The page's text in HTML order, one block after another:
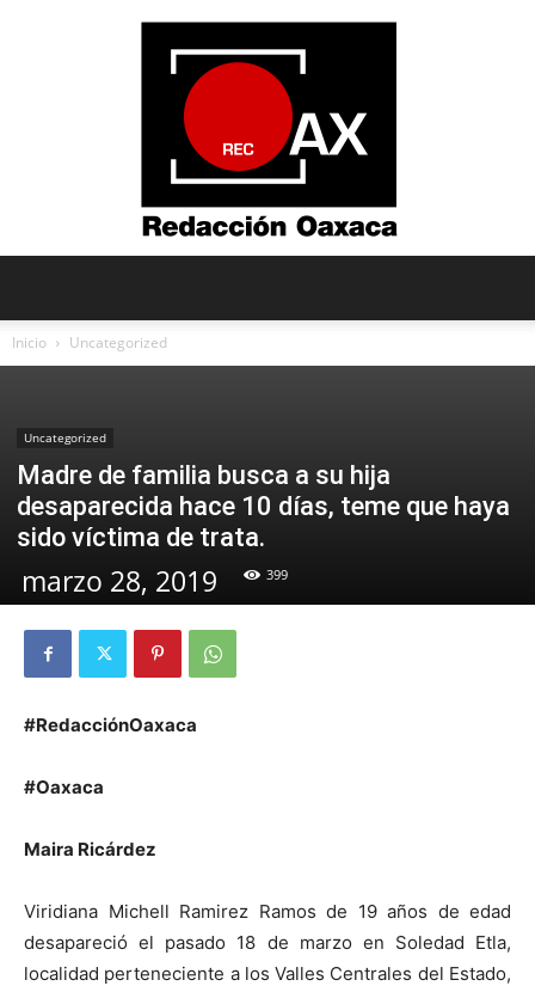
Inicio Uncategorized
Uncategorized
Madre de familia busca a su hija
desaparecida hace 10 días, teme que haya
sido víctima de trata.
marzo 28, 2019 399
#RedacciónOaxaca
#Oaxaca
Maira Ricárdez
Viridiana Michell Ramirez Ramos de 19 años de edad
desapareció el pasado 18 de marzo en Soledad Etla,
localidad perteneciente a los Valles Centrales del Estado,